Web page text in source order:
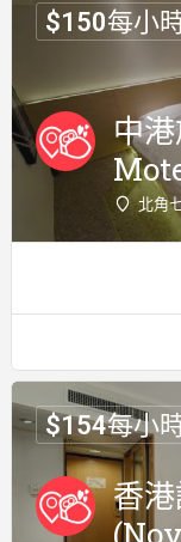
中
北角
$150每小
香
$154每小